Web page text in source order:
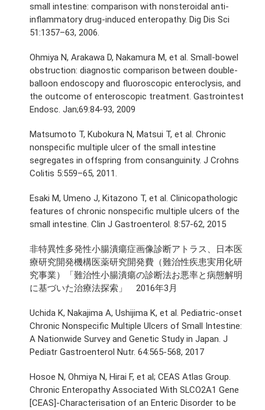
small intestine: comparison with nonsteroidal anti-
inflammatory drug-induced enteropathy. Dig Dis Sci
51:1357–63, 2006.
Ohmiya N, Arakawa D, Nakamura M, et al. Small-bowel
obstruction: diagnostic comparison between double-
balloon endoscopy and fluoroscopic enteroclysis, and
the outcome of enteroscopic treatment. Gastrointest
Endosc. Jan;69:84-93, 2009
Matsumoto T, Kubokura N, Matsui T, et al. Chronic
nonspecific multiple ulcer of the small intestine
segregates in offspring from consanguinity. J Crohns
Colitis 5:559–65, 2011.
Esaki M, Umeno J, Kitazono T, et al. Clinicopathologic
features of chronic nonspecific multiple ulcers of the
small intestine. Clin J Gastroenterol. 8:57-62, 2015
非特異性多発性小腸潰瘍症画像診断アトラス、日本医
療研究開発機構医薬研究開発費（難治性疾患実用化研
究事業）「難治性小腸潰瘍の診断法お悪率と病態解明
に基づいた治療法探索」 2016年3月
Uchida K, Nakajima A, Ushijima K, et al. Pediatric-onset
Chronic Nonspecific Multiple Ulcers of Small Intestine:
A Nationwide Survey and Genetic Study in Japan. J
Pediatr Gastroenterol Nutr. 64:565-568, 2017
Hosoe N, Ohmiya N, Hirai F, et al; CEAS Atlas Group.
Chronic Enteropathy Associated With SLCO2A1 Gene
[CEAS]-Characterisation of an Enteric Disorder to be